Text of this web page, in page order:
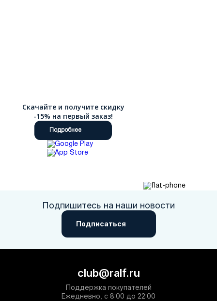
Скачайте и получите скидку
-15% на первый заказ!
Подробнее
Подпишитесь на наши новости
Подписаться
club@ralf.ru
Поддержка покупателей
Ежедневно, с 8:00 до 22:00